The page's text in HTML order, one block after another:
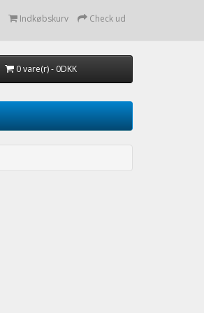
Indkøbskurv Check ud
0 vare(r) - 0DKK